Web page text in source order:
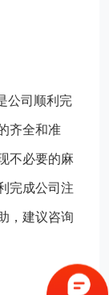
公司顺利完
齐全和准
不必要的麻
完成公司注
，建议咨询